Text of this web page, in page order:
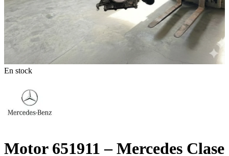
En stock
Motor 651911 – Mercedes Clase